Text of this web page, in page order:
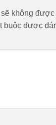
không
buộc được